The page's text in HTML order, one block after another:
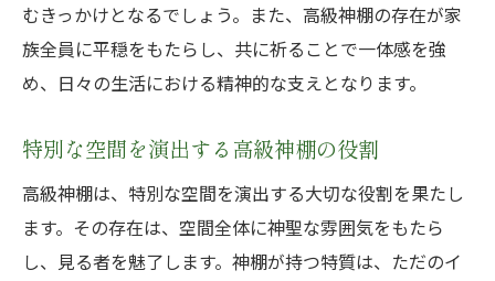
むきっかけとなるでしょう。また、高級神棚の存在が家
族全員に平穏をもたらし、共に祈ることで一体感を強
め、日々の生活における精神的な支えとなります。
特別な空間を演出する高級神棚の役割
高級神棚は、特別な空間を演出する大切な役割を果たし
ます。その存在は、空間全体に神聖な雰囲気をもたら
し、見る者を魅了します。神棚が持つ特質は、ただのイ